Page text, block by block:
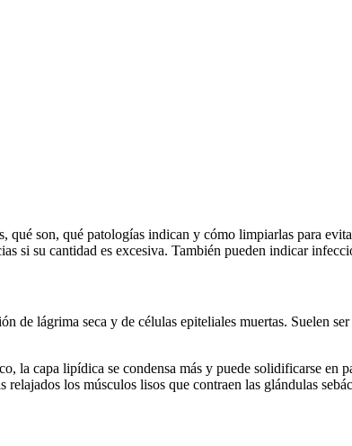
qué son, qué patologías indican y cómo limpiarlas para
si su cantidad es excesiva. También pueden indicar
de lágrima seca y de células epiteliales muertas. Suelen
la capa lipídica se condensa más y puede solidificarse en
relajados los músculos lisos que contraen las glándulas